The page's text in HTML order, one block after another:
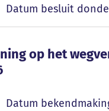
Datum besluit
op het
op het
Datum